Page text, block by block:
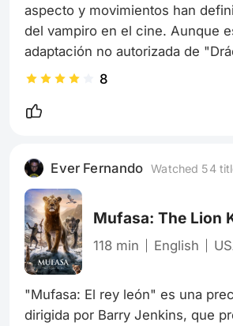
aspecto y movimientos han
del vampiro en el cine. Aunque
adaptación no autorizada de
crea una atmósfera de horror
utiliza sombras y luces para
su innovación en el género y su
evocar terror sin palabras.
8
Ever Fernando Watched 54
Mufasa: The Lion
118 min English
"Mufasa: El rey león" es una
dirigida por Barry Jenkins, que